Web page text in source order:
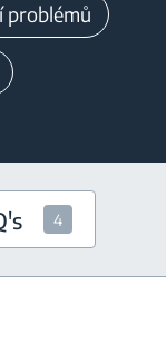
problémů
4